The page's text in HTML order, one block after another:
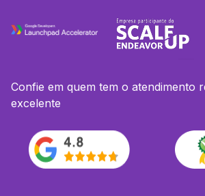
Confie em quem tem o atendimento
excelente